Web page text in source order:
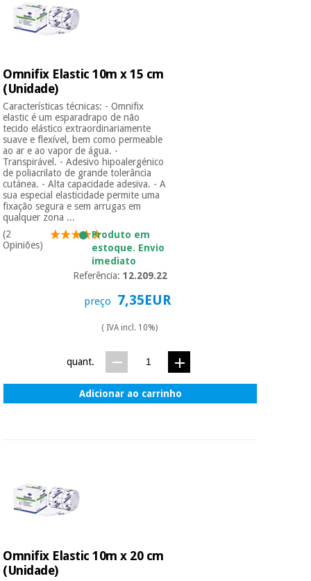
Omnifix Elastic 10m x 15 cm
(Unidade)
Características técnicas: - Omnifix
elastic é um esparadrapo de não
tecido elástico extraordinariamente
suave e flexível, bem como permeable
ao ar e ao vapor de água. -
Transpirável. - Adesivo hipoalergénico
de poliacrilato de grande tolerância
cutánea. - Alta capacidade adesiva. - A
sua especial elasticidade permite uma
fixação segura e sem arrugas em
qualquer zona ...
(2
Opiniões)
Produto em
estoque. Envio
imediato
Referência:12.209.22
preço 7,35EUR
( IVA incl. 10%)
quant.
Adicionar ao carrinho
Omnifix Elastic 10m x 20 cm
(Unidade)